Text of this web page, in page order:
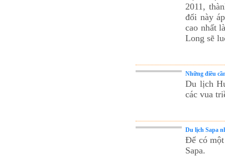
2011,
đổi này
cao nhất
Long sẽ
Những điều
Du lịch
các vua
Du lịch Sapa
Để có
Sapa.